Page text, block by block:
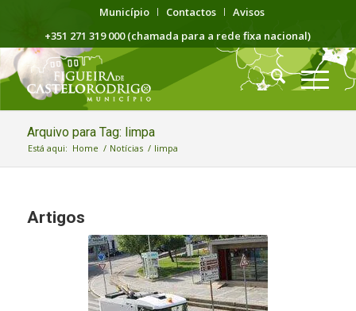
Município Contactos
Avisos
+351 271 319 000 (chamada para a rede fixa nacional)
Arquivo para Tag: limpa
Está aqui: Home / Notícias / limpa
Artigos